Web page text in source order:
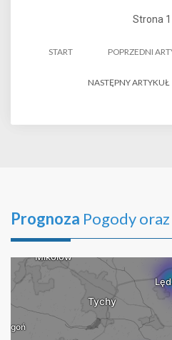
Strona
START POPRZEDNI
NASTĘPNY ARTYKUŁ
Prognoza Pogody